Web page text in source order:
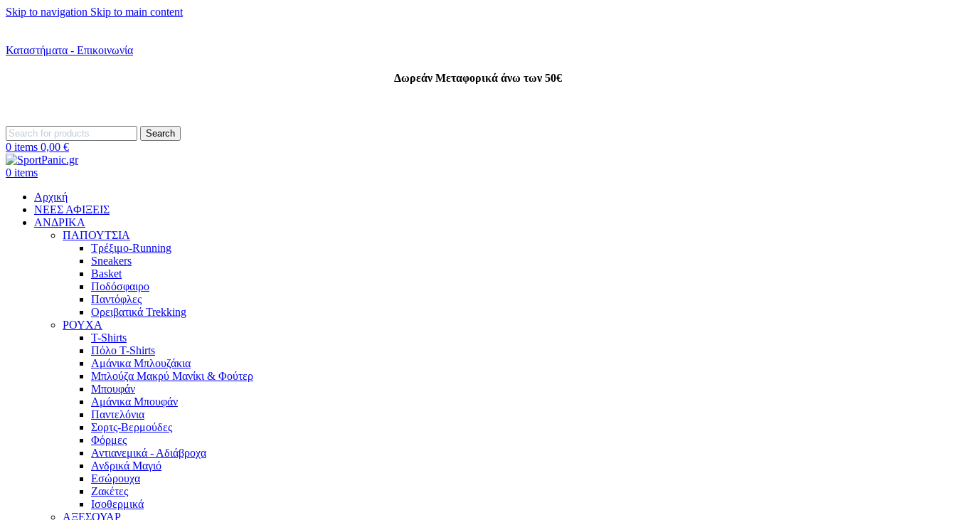
Skip to navigation Skip to main content
Καταστήματα - Επικοινωνία
Δωρεάν Μεταφορικά άνω των 50€
Search
0 items 0,00 €
0 items
Αρχική
ΝΕΕΣ ΑΦΙΞΕΙΣ
AΝΔΡΙΚΑ
ΠΑΠΟΥΤΣΙΑ
Τρέξιμο-Running
Sneakers
Basket
Ποδόσφαιρο
Παντόφλες
Ορειβατικά Trekking
ΡΟΥΧΑ
T-Shirts
Πόλο T-Shirts
Αμάνικα Μπλουζάκια
Μπλούζα Μακρύ Μανίκι & Φούτερ
Μπουφάν
Αμάνικα Μπουφάν
Παντελόνια
Σορτς-Βερμούδες
Φόρμες
Αντιανεμικά - Αδιάβροχα
Ανδρικά Μαγιό
Εσώρουχα
Ζακέτες
Ισοθερμικά
ΑΞΕΣΟΥΑΡ